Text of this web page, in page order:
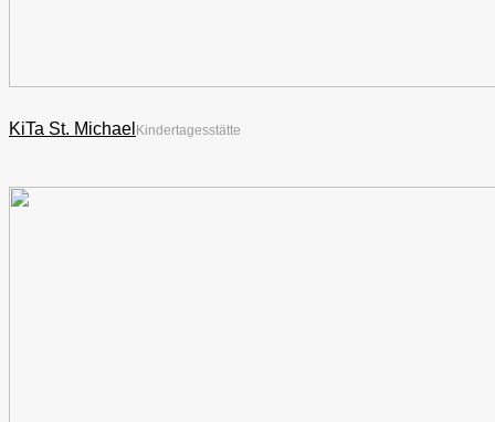
KiTa St. Michael Kindertagesstätte